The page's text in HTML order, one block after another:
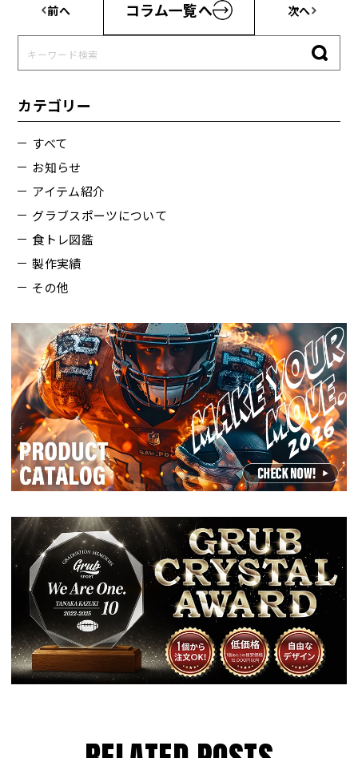
前へ コラム一覧へ 次へ
カテゴリー
すべて
お知らせ
アイテム紹介
グラブスポーツについて
食トレ図鑑
製作実績
その他